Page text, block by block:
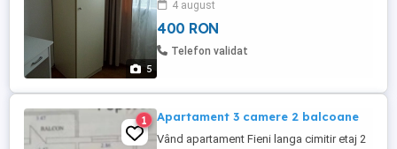
5
4 august
400 RON
Telefon validat
1 Apartament 3 camere 2 balcoane
Vând apartament Fieni langa cimitir etaj 2